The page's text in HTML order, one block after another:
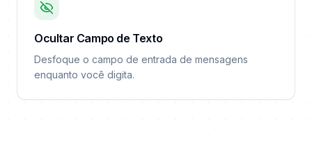
Ocultar Campo de Texto
Desfoque o campo de entrada de mensagens
enquanto você digita.